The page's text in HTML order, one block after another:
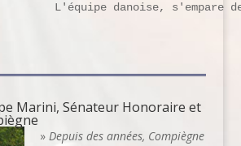
L'équipe danoise, s'empare
Marini, Sénateur Honoraire et
» Depuis des années, Compiègne